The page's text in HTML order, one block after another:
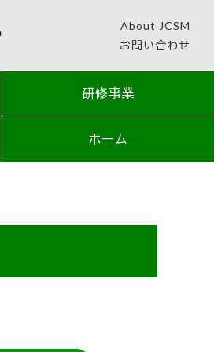
About JCSM
お問い合わせ
研修事業
ホーム